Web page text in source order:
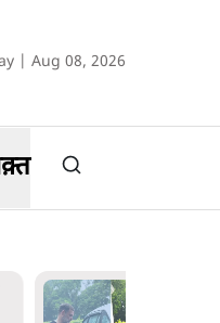
| Aug 08, 2026